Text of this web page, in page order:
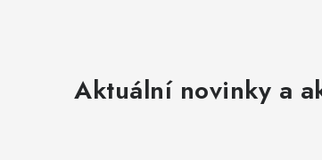
Aktuální novinky a